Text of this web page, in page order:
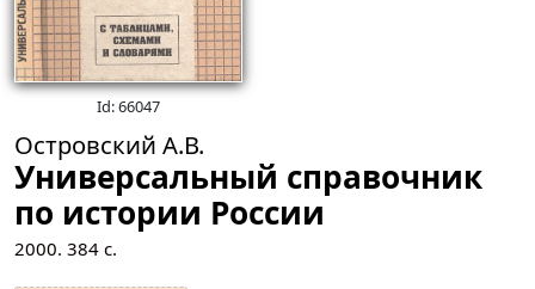
Id: 66047
Островский А.В.
Универсальный справочник
по истории России
2000. 384 с.